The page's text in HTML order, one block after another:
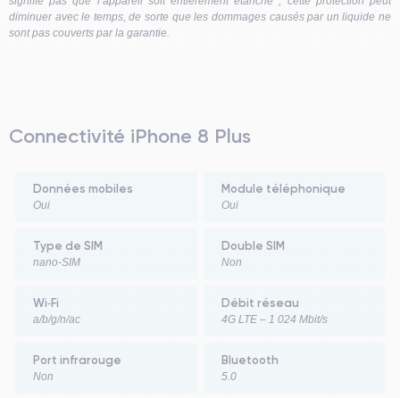
diminuer avec le temps, de sorte que les dommages causés par un liquide ne
sont pas couverts par la garantie.
Connectivité iPhone 8 Plus
Données mobiles
Oui
Module téléphonique
Oui
Type de SIM
nano‑SIM
Double SIM
Non
Wi‑Fi
a/b/g/n/ac
Débit réseau
4G LTE – 1 024 Mbit/s
Port infrarouge
Non
Bluetooth
5.0